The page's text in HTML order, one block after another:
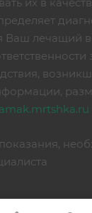
Ваш лечащий